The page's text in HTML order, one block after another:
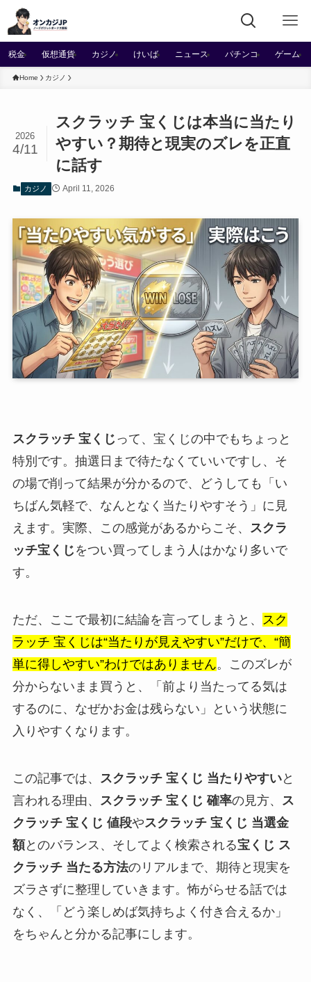
税金 仮想通貨 カジノ けいば ニュース パチンコ ゲーム
Home カジノ
スクラッチ 宝くじは本当に当たり
やすい？期待と現実のズレを正直
に話す
2026
4/11
カジノ April 11, 2026
スクラッチ 宝くじ って、宝くじの中でもちょっと
特別です。抽選日まで待たなくていいですし、そ
の場で削って結果が分かるので、どうしても「い
ちばん気軽で、なんとなく当たりやすそう」に見
えます。実際、この感覚があるからこそ、 スクラ
ッチ宝くじ をつい買ってしまう人はかなり多いで
す。
ただ、ここで最初に結論を言ってしまうと、 スク
ラッチ 宝くじは“当たりが見えやすい”だけで、“簡
単に得しやすい”わけではありません。このズレが
分からないまま買うと、「前より当たってる気は
するのに、なぜかお金は残らない」という状態に
入りやすくなります。
この記事では、 スクラッチ 宝くじ 当たりやすいと
言われる理由、 スクラッチ 宝くじ 確率の見方、 ス
クラッチ 宝くじ 値段やスクラッチ 宝くじ 当選金
額とのバランス、そしてよく検索される宝くじ ス
クラッチ 当たる方法のリアルまで、期待と現実を
ズラさずに整理していきます。怖がらせる話では
なく、「どう楽しめば気持ちよく付き合えるか」
をちゃんと分かる記事にします。